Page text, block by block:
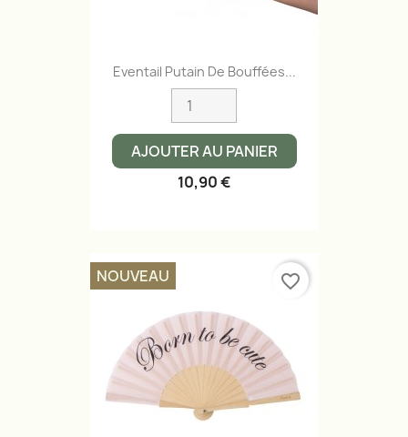
Eventail Putain De Bouffées...
AJOUTER AU PANIER
10,90 €
NOUVEAU favorite_border